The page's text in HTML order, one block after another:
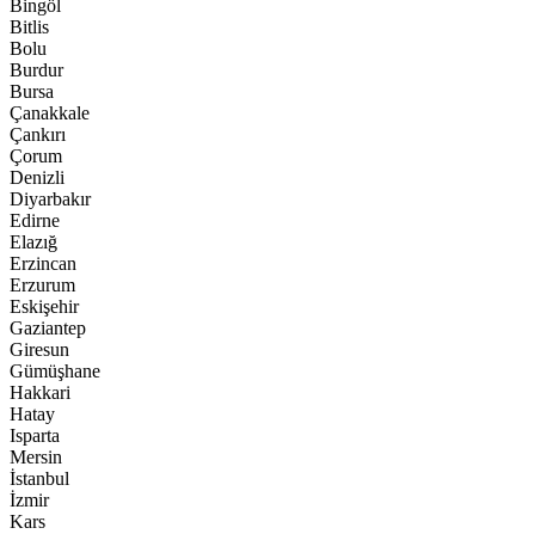
Bingöl
Bitlis
Bolu
Burdur
Bursa
Çanakkale
Çankırı
Çorum
Denizli
Diyarbakır
Edirne
Elazığ
Erzincan
Erzurum
Eskişehir
Gaziantep
Giresun
Gümüşhane
Hakkari
Hatay
Isparta
Mersin
İstanbul
İzmir
Kars